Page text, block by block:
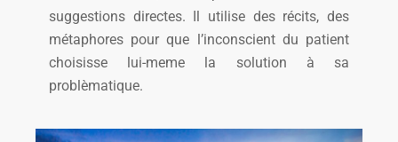
suggestions directes. Il utilise des récits, des
métaphores pour que l’inconscient du patient
choisisse lui-meme la solution à sa
problèmatique.